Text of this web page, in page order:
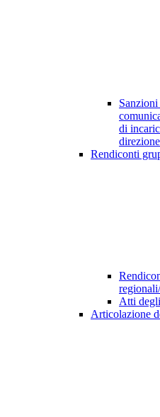
di
Rendiconti
Atti
Articolazione